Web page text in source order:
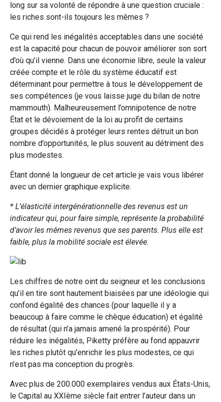
long sur sa volonté de répondre à une question cruciale :
les riches sont-ils toujours les mêmes ?
Ce qui rend les inégalités acceptables dans une société
est la capacité pour chacun de pouvoir améliorer son sort
d’où qu’il vienne. Dans une économie libre, seule la valeur
créée compte et le rôle du système éducatif est
déterminant pour permettre à tous le développement de
ses compétences (je vous laisse juge du bilan de notre
mammouth). Malheureusement l’omnipotence de notre
État et le dévoiement de la loi au profit de certains
groupes décidés à protéger leurs rentes détruit un bon
nombre d’opportunités, le plus souvent au détriment des
plus modestes.
Étant donné la longueur de cet article je vais vous libérer
avec un dernier graphique explicite.
* L’élasticité intergénérationnelle des revenus est un
indicateur qui, pour faire simple, représente la probabilité
d’avoir les mêmes revenus que ses parents. Plus elle est
faible, plus la mobilité sociale est élevée.
Les chiffres de notre oint du seigneur et les conclusions
qu’il en tire sont hautement biaisées par une idéologie qui
confond égalité des chances (pour laquelle il y a
beaucoup à faire comme le chèque éducation) et égalité
de résultat (qui n’a jamais amené la prospérité). Pour
réduire les inégalités, Piketty préfère au fond appauvrir
les riches plutôt qu’enrichir les plus modestes, ce qui
n’est pas ma conception du progrès.
Avec plus de 200.000 exemplaires vendus aux États-Unis,
le Capital au XXIème siècle fait entrer l’auteur dans un